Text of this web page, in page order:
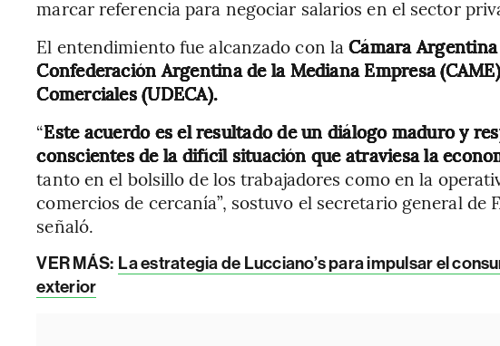
marcar referencia para negociar salarios en el sector
El entendimiento fue alcanzado con la Cámara
Confederación Argentina de la Mediana Empresa
Comerciales (UDECA).
“Este acuerdo es el resultado de un diálogo maduro y
conscientes de la difícil situación que atraviesa la
tanto en el bolsillo de los trabajadores como en la
comercios de cercanía”, sostuvo el secretario general de
señaló.
VER MÁS: La estrategia de Lucciano’s para impulsar el
exterior